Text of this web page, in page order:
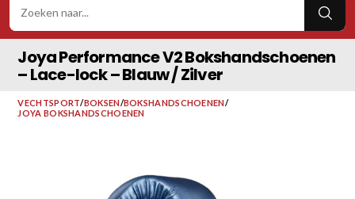
Joya Performance V2 Bokshandschoenen
– Lace-lock – Blauw / Zilver
VECHTSPORT/BOKSEN/BOKSHANDSCHOENEN/
JOYA BOKSHANDSCHOENEN